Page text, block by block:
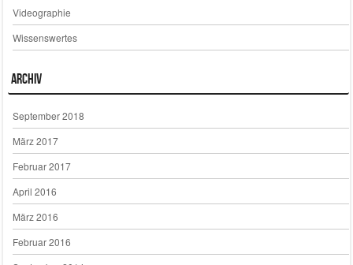
Videographie
Wissenswertes
Archiv
September 2018
März 2017
Februar 2017
April 2016
März 2016
Februar 2016